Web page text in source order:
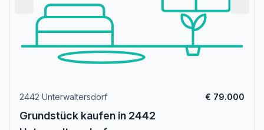
2442 Unterwaltersdorf € 79.000
Grundstück kaufen in 2442